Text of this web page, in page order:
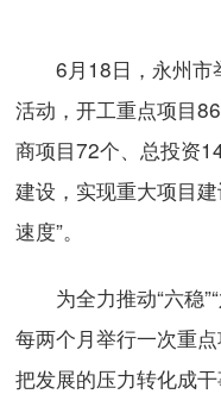
6月18日，永州市
活动，开工重点项目
商项目72个、总投资
建设，实现重大项目
速度”。
为全力推动“六稳”“
每两个月举行一次重
把发展的压力转化成